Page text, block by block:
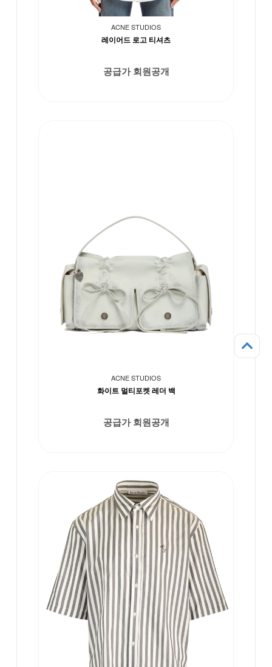
ACNE STUDIOS
레이어드 로고 티셔츠
공급가 회원공개
ACNE STUDIOS
화이트 멀티포켓 레더 백
공급가 회원공개